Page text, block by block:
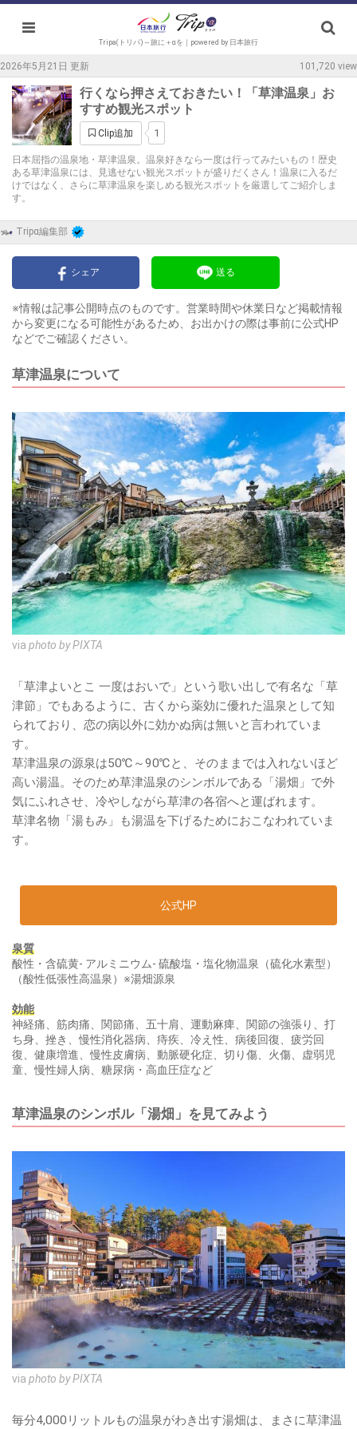
Tripa(トリパ)～旅に＋αを｜powered by 日本旅行
2026年5月21日 更新 101,720 view
行くなら押さえておきたい！「草津温泉」お
すすめ観光スポット
Clip追加 1
日本屈指の温泉地・草津温泉。温泉好きなら一度は行ってみたいもの！歴史
ある草津温泉には、見逃せない観光スポットが盛りだくさん！温泉に入るだ
けではなく、さらに草津温泉を楽しめる観光スポットを厳選してご紹介しま
す。
Tripα編集部
シェア 送る
※情報は記事公開時点のものです。営業時間や休業日など掲載情報
から変更になる可能性があるため、お出かけの際は事前に公式HP
などでご確認ください。
草津温泉について
via photo by PIXTA
「草津よいとこ 一度はおいで」という歌い出しで有名な「草
津節」でもあるように、古くから薬効に優れた温泉として知
られており、恋の病以外に効かぬ病は無いと言われていま
す。
草津温泉の源泉は50℃～90℃と、そのままでは入れないほど
高い湯温。そのため草津温泉のシンボルである「湯畑」で外
気にふれさせ、冷やしながら草津の各宿へと運ばれます。
草津名物「湯もみ」も湯温を下げるためにおこなわれていま
す。
公式HP
泉質
酸性・含硫黄- アルミニウム- 硫酸塩・塩化物温泉（硫化水素型）
（酸性低張性高温泉）※湯畑源泉
効能
神経痛、筋肉痛、関節痛、五十肩、運動麻痺、関節の強張り、打
ち身、挫き、慢性消化器病、痔疾、冷え性、病後回復、疲労回
復、健康増進、慢性皮膚病、動脈硬化症、切り傷、火傷、虚弱児
童、慢性婦人病、糖尿病・高血圧症など
草津温泉のシンボル「湯畑」を見てみよう
via photo by PIXTA
毎分4,000リットルもの温泉がわき出す湯畑は、まさに草津温